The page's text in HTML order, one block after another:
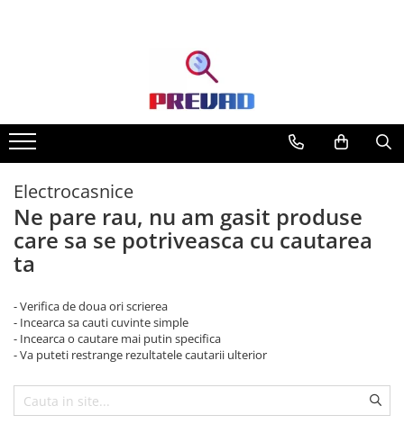
Electrocasnice
Ne pare rau, nu am gasit produse
care sa se potriveasca cu cautarea
ta
- Verifica de doua ori scrierea
- Incearca sa cauti cuvinte simple
- Incearca o cautare mai putin specifica
- Va puteti restrange rezultatele cautarii ulterior